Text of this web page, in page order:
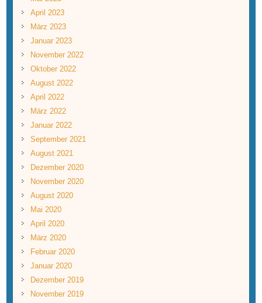
April 2023
März 2023
Januar 2023
November 2022
Oktober 2022
August 2022
April 2022
März 2022
Januar 2022
September 2021
August 2021
Dezember 2020
November 2020
August 2020
Mai 2020
April 2020
März 2020
Februar 2020
Januar 2020
Dezember 2019
November 2019